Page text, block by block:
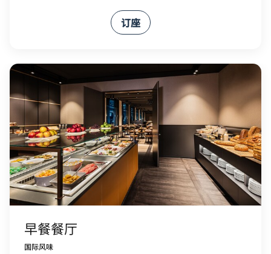
订座
早餐餐厅
国际风味